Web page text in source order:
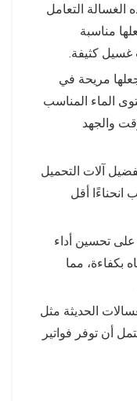
الغسالة التعامل
مناسبة
غسيل كثيفة.
مريحة في
الماء المناسب
والجهد
آلات التحميل
انحناءًا أقل
تحسين أداء
بكفاءة، مما
الحديثة مثل
أن توفر فواتير